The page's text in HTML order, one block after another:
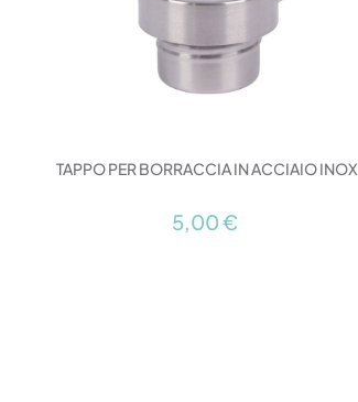
TAPPO PER BORRACCIA IN ACCIAIO INOX
5,00 €